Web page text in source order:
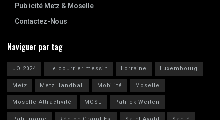
Publicité Metz & Moselle
Contactez-Nous
Naviguer par tag
JO 2024 Le courrier messin Lorraine
Luxembourg
Metz
Metz Handball Mobilité
Moselle
Moselle Attractivité
MOSL
Patrick Weiten